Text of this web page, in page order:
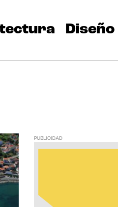
Diseño
PUBLICIDAD